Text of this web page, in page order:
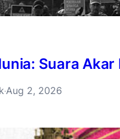
Suara
·Aug 2, 2026